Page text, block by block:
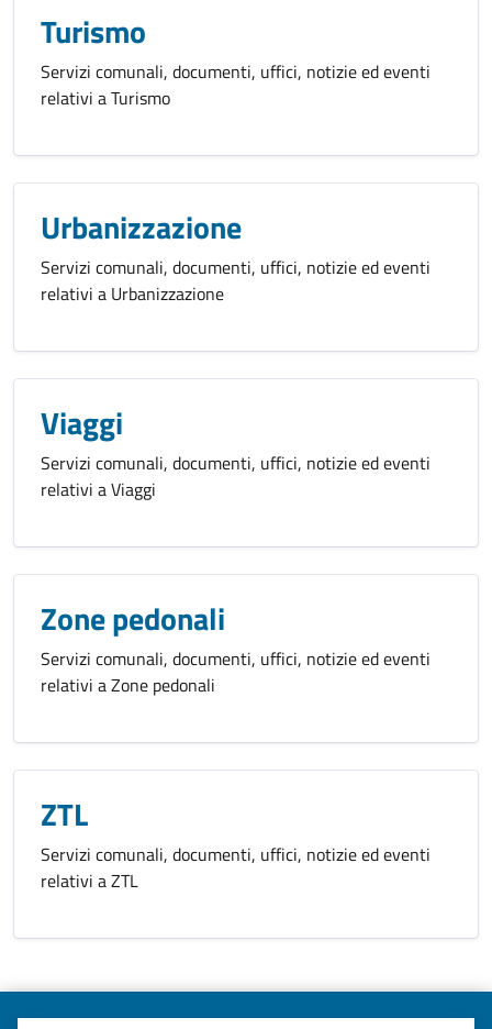
Turismo
Servizi comunali, documenti, uffici, notizie ed eventi
relativi a Turismo
Urbanizzazione
Servizi comunali, documenti, uffici, notizie ed eventi
relativi a Urbanizzazione
Viaggi
Servizi comunali, documenti, uffici, notizie ed eventi
relativi a Viaggi
Zone pedonali
Servizi comunali, documenti, uffici, notizie ed eventi
relativi a Zone pedonali
ZTL
Servizi comunali, documenti, uffici, notizie ed eventi
relativi a ZTL